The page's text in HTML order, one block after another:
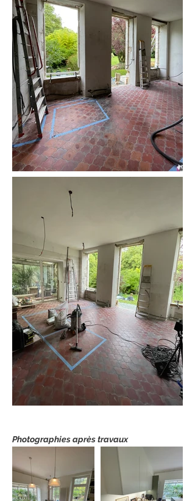
Photographies après travaux